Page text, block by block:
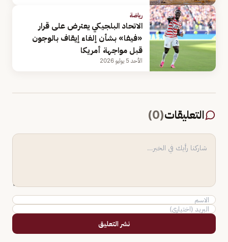
رياضة
الاتحاد البلجيكي يعترض على قرار
«فيفا» بشأن إلغاء إيقاف بالوجون
قبل مواجهة أمريكا
الأحد 5 يوليو 2026
التعليقات(
0
)
نشر التعليق